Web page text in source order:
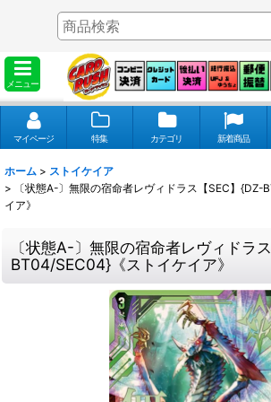
メニュー
マイページ 特集 カテゴリ 新着商品
ホーム > ストイケイア
>
〔状態A-〕無限の宿命者レヴィドラス【SEC】
イア》
〔状態A-〕無限の宿命者レヴィドラ
BT04/SEC04}《ストイケイア》